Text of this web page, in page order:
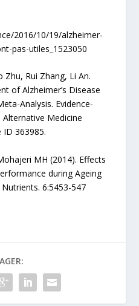
2016/10/19/alzheimer-
pas-utiles_1523050
Zhu, Rui Zhang, Li An.
of Alzheimer’s Disease
Analysis. Evidence-
Medicine
ID 363985.
MH (2014). Effects
during Ageing
Nutrients. 6:5453-547